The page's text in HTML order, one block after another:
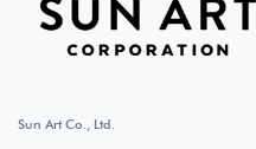
Sun Art Co., Ltd.